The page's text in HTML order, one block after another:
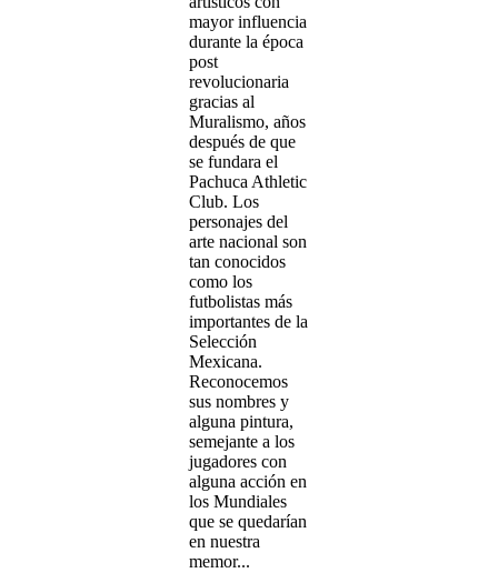
mayor influencia
durante la época
post
revolucionaria
gracias al
Muralismo, años
después de que
se fundara el
Pachuca Athletic
Club. Los
personajes del
arte nacional son
tan conocidos
como los
futbolistas más
importantes de la
Selección
Mexicana.
Reconocemos
sus nombres y
alguna pintura,
semejante a los
jugadores con
alguna acción en
los Mundiales
que se quedarían
en nuestra
memor...